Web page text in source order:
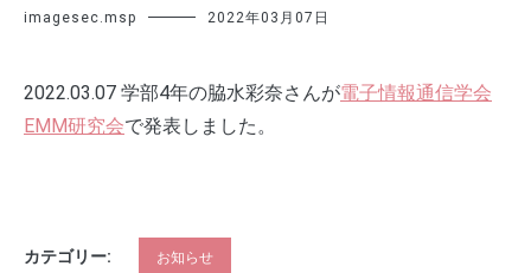
imagesec.msp 2022年03月07日
2022.03.07 学部4年の脇水彩奈さんが電子情報通信学会
EMM研究会で発表しました。
カテゴリー: お知らせ